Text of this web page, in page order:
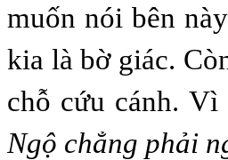
muốn nói bên
kia là bờ giác.
chỗ cứu cánh.
Ngộ chẳng phải